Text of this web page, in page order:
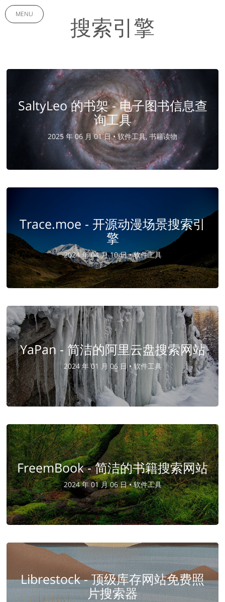
MENU 搜索引擎
SaltyLeo 的书架 - 电子图书信息查
询工具
2025 年 06 月 01 日 •软件工具, 书籍读物
Trace.moe - 开源动漫场景搜索引
擎
2024 年 04 月 10 日 •软件工具
YaPan - 简洁的阿里云盘搜索网站
2024 年 01 月 06 日 •软件工具
FreemBook - 简洁的书籍搜索网站
2024 年 01 月 06 日 •软件工具
Librestock - 顶级库存网站免费照
片搜索器